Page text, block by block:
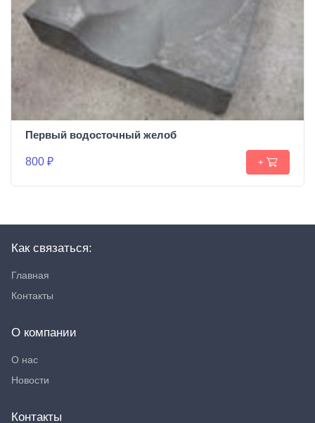
Первый водосточный желоб
800 ₽ +
Как связаться:
Главная
Контакты
О компании
О нас
Новости
Контакты